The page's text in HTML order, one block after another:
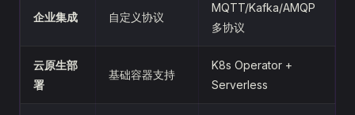
企业集成 自定义协议
MQTT/Kafka/AMQP
多协议
云原生部
署
基础容器支持
K8s Operator +
Serverless